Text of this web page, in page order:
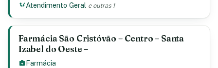
Atendimento Geral e outras 1
Farmácia São Cristóvão – Centro – Santa
Izabel do Oeste –
Farmácia